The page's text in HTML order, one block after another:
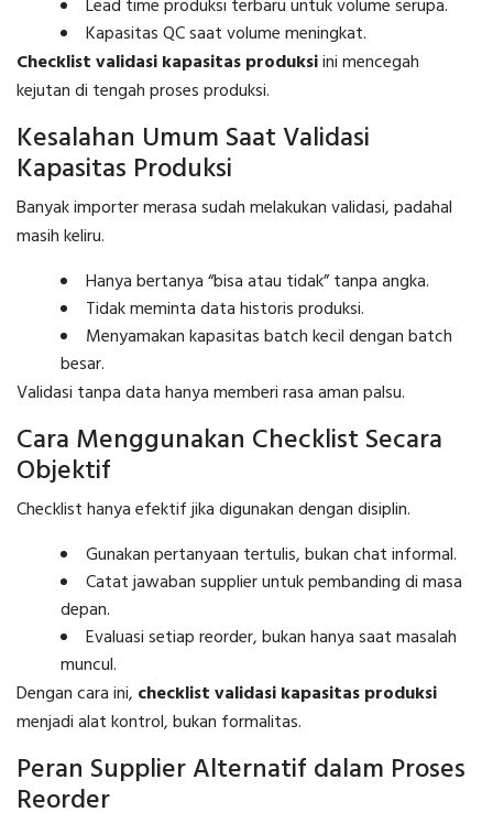
Lead time produksi terbaru untuk volume serupa.
Kapasitas QC saat volume meningkat.
Checklist validasi kapasitas produksiini mencegah
kejutan di tengah proses produksi.
Kesalahan Umum Saat Validasi
Kapasitas Produksi
Banyak importer merasa sudah melakukan validasi, padahal
masih keliru.
Hanya bertanya “bisa atau tidak” tanpa angka.
Tidak meminta data historis produksi.
Menyamakan kapasitas batch kecil dengan batch
besar.
Validasi tanpa data hanya memberi rasa aman palsu.
Cara Menggunakan Checklist Secara
Objektif
Checklist hanya efektif jika digunakan dengan disiplin.
Gunakan pertanyaan tertulis, bukan chat informal.
Catat jawaban supplier untuk pembanding di masa
depan.
Evaluasi setiap reorder, bukan hanya saat masalah
muncul.
Dengan cara ini, checklist validasi kapasitas produksi
menjadi alat kontrol, bukan formalitas.
Peran Supplier Alternatif dalam Proses
Reorder